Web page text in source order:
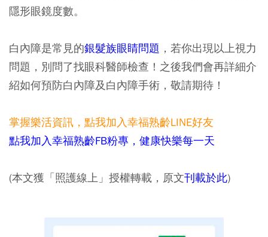
隱形眼鏡度數。
白內障是常見的銀髮族眼睛問題 ，若你出現以上視力
問題，別問了找眼科醫師檢查！之後我們會再詳細介
紹如何預防白內障及白內障手術，敬請期待！
掌握樂活資訊， 點我加入幸福熟齡LINE好友
點我加入幸福熟齡FB粉專，健康快樂每一天
(本文獲「照護線上」授權轉載，原文刊載於此)